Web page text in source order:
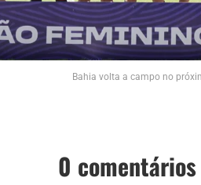
Bahia volta a campo no
0 comentários